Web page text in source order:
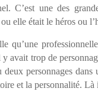
C’est une des
elle était le héros ou
qu’une
avait trop de
deux personnages
et la personnalité.